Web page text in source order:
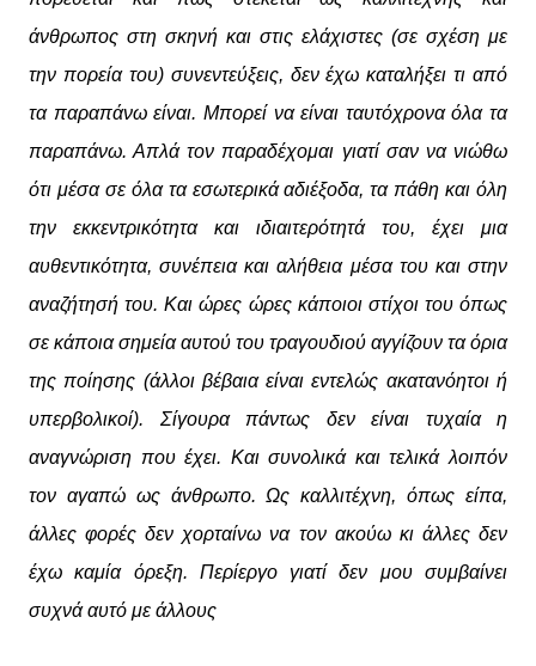
άνθρωπος στη σκηνή και στις ελάχιστες (σε σχέση με
την πορεία του) συνεντεύξεις, δεν έχω καταλήξει τι από
τα παραπάνω είναι. Μπορεί να είναι ταυτόχρονα όλα τα
παραπάνω. Απλά τον παραδέχομαι γιατί σαν να νιώθω
ότι μέσα σε όλα τα εσωτερικά αδιέξοδα, τα πάθη και όλη
την εκκεντρικότητα και ιδιαιτερότητά του, έχει μια
αυθεντικότητα, συνέπεια και αλήθεια μέσα του και στην
αναζήτησή του. Και ώρες ώρες κάποιοι στίχοι του όπως
σε κάποια σημεία αυτού του τραγουδιού αγγίζουν τα όρια
της ποίησης (άλλοι βέβαια είναι εντελώς ακατανόητοι ή
υπερβολικοί). Σίγουρα πάντως δεν είναι τυχαία η
αναγνώριση που έχει. Και συνολικά και τελικά λοιπόν
τον αγαπώ ως άνθρωπο. Ως καλλιτέχνη, όπως είπα,
άλλες φορές δεν χορταίνω να τον ακούω κι άλλες δεν
έχω καμία όρεξη. Περίεργο γιατί δεν μου συμβαίνει
συχνά αυτό με άλλους